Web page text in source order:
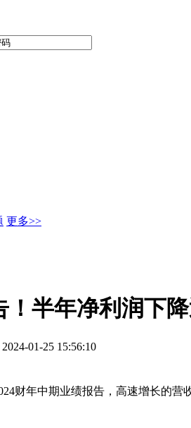
更多>>
！半年净利润下
2024-01-25 15:56:10
年中期业绩报告，高速增长的营